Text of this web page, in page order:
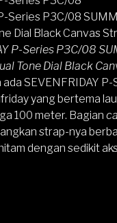
P-Series P3C/08
Tone Dial Black
ada SEVENFRIDAY
yang bertema
100 meter. Bagian
strap-nya
dengan sedikit